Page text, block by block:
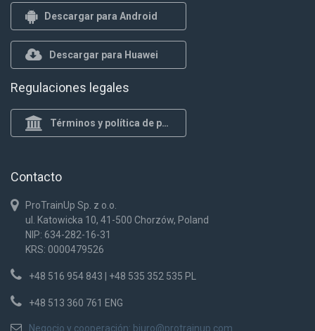
Descargar para Android
Descargar para Huawei
Regulaciones legales
Términos y política de privacidad
Contacto
ProTrainUp Sp. z o.o.
ul. Katowicka 10, 41-500 Chorzów, Poland
NIP: 634-282-16-31
KRS: 0000479526
+48 516 954 843 | +48 535 352 535 PL
+48 513 360 761 ENG
Negocio y cooperación: biuro@protrainup.com